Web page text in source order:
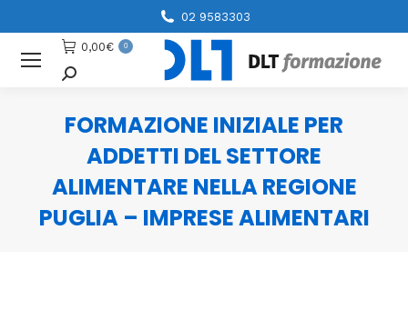
02 9583303
0,00€ 0
Cerca
FORMAZIONE INIZIALE PER
ADDETTI DEL SETTORE
ALIMENTARE NELLA REGIONE
PUGLIA – IMPRESE ALIMENTARI